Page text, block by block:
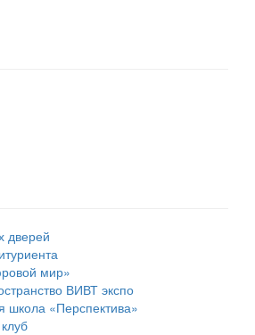
дверей
мир»
ВИВТ экспо
школа «Перспектива»